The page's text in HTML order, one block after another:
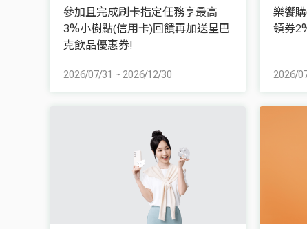
參加且完成刷卡指定任務享最高
3%小樹點(信用卡)回饋再加送星巴
克飲品優惠券!
2026/07/31 ~ 2026/12/30
樂饗
領券
2026/